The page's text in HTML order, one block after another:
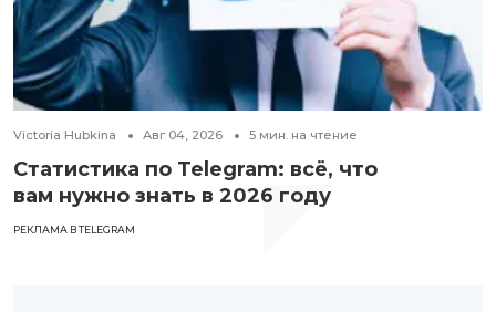
Victoria Hubkina Авг 04, 2026 5 мин. на чтение
Статистика по Telegram: всё, что
вам нужно знать в 2026 году
РЕКЛАМА В TELEGRAM